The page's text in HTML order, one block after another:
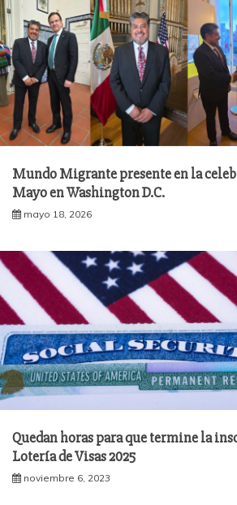
Mundo Migrante presente en la
Mayo en Washington D.C.
mayo 18, 2026
Quedan horas para que termine la
Lotería de Visas 2025
noviembre 6, 2023